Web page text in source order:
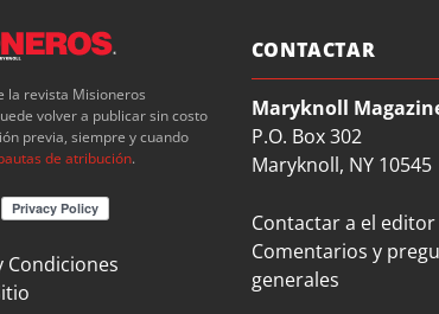
la revista Misioneros
volver a publicar sin costo
previa, siempre y cuando
de atribución.
Condiciones
CONTACTAR
Maryknoll
P.O. Box 302
Maryknoll, NY 10545
Contactar a el editor
Comentarios y
generales